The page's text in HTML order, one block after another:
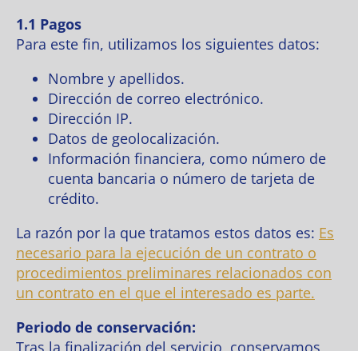
1.1 Pagos
Para este fin, utilizamos los siguientes datos:
Nombre y apellidos.
Dirección de correo electrónico.
Dirección IP.
Datos de geolocalización.
Información financiera, como número de
cuenta bancaria o número de tarjeta de
crédito.
La razón por la que tratamos estos datos es: Es
necesario para la ejecución de un contrato o
procedimientos preliminares relacionados con
un contrato en el que el interesado es parte.
Periodo de conservación:
Tras la finalización del servicio, conservamos